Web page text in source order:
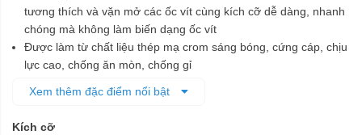
tương thích và vặn mở các ốc vít cùng kích cỡ dễ dàng, nhanh
chóng mà không làm biến dạng ốc vít
Được làm từ chất liệu thép mạ crom sáng bóng, cứng cáp, chịu
lực cao, chống ăn mòn, chống gỉ
cung cấp mô-men xoắn lớn hơn 15% -20%, giúp làm nhanh
Xem thêm đặc điểm nổi bật
Kích cỡ